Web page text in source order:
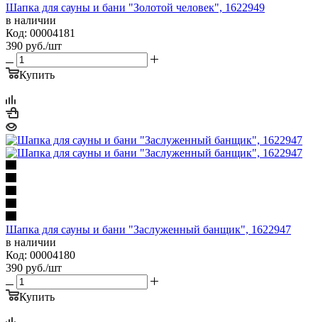
Шапка для сауны и бани "Золотой человек", 1622949
в наличии
Код: 00004181
390 руб./шт
Купить
Шапка для сауны и бани "Заслуженный банщик", 1622947
в наличии
Код: 00004180
390 руб./шт
Купить